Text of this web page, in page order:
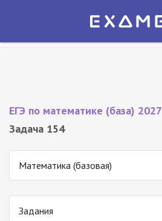
Экзамер — ЕГЭ 2027
ЕГЭ по математике (база) 2027
Задача 154
Математика (базовая)
Задания